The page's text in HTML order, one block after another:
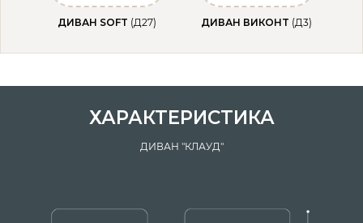
ДИВАН SOFT (Д27) ДИВАН ВИКОНТ (Д3)
ХАРАКТЕРИСТИКА
ДИВАН "КЛАУД"